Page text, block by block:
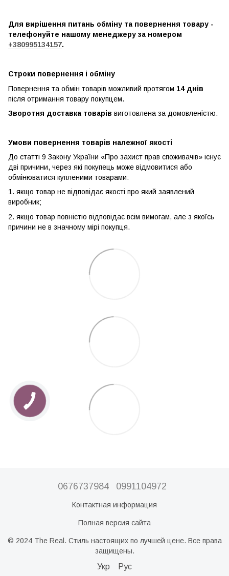
Для вирішення питань обміну та повернення товару -
телефонуйте нашому менеджеру за номером
+380995134157.
Строки повернення і обміну
Повернення та обмін товарів можливий протягом 14 днів
після отримання товару покупцем.
Зворотня доставка товарів виготовлена ​​за домовленістю.
Умови повернення товарів належної якості
До статті 9 Закону України «Про захист прав споживачів» існує
дві причини, через які покупець може відмовитися або
обмінюватися купленими товарами:
1. якщо товар не відповідає якості про який заявлений
виробник;
2. якщо товар повністю відповідає всім вимогам, але з якоїсь
причини не в значному мірі покупця.
0676737984 0991104972
Контактная информация
Полная версия сайта
© 2024 The Real. Стиль настоящих по лучшей цене. Все права
защищены.
Укр Рус